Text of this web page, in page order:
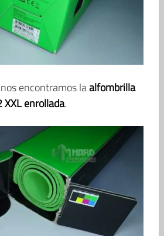
encontramos laalfombrilla
XXL enrollada.